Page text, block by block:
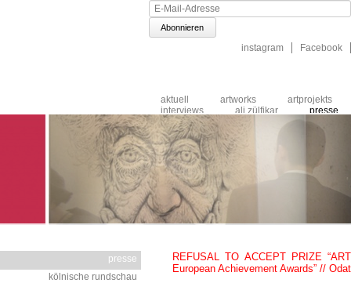
E-
Mail-
Adresse
Navigation
instagram Facebook
Navigation
überspringen
aktuell artworks
artprojekts
interviews
ali zülfikar
presse
publikums
REFUSAL TO ACCEPT PRIZE
European Achievement Awards” //
presse
kölnische rundschau